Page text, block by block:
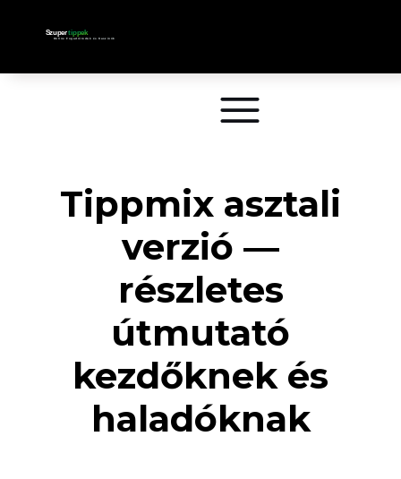
Tippmix asztali
verzió —
részletes
útmutató
kezdőknek és
haladóknak